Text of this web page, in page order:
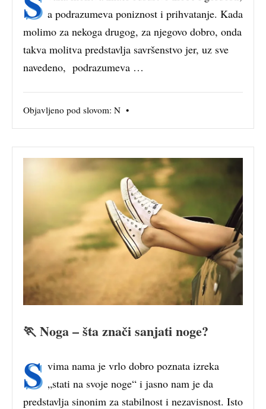
a podrazumeva poniznost i prihvatanje. Kada
molimo za nekoga drugog, za njegovo dobro, onda
takva molitva predstavlja savršenstvo jer, uz sve
navedeno, podrazumeva …
Objavljeno pod slovom: N •
🏃 Noga – šta znači sanjati noge?
S vima nama je vrlo dobro poznata izreka
„stati na svoje noge“ i jasno nam je da
predstavlja sinonim za stabilnost i nezavisnost. Isto